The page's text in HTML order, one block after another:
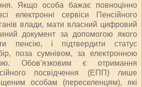
Якщо особа бажає повноцінно
електронні сервіси Пенсійного
влади, мати власний цифровий
документ за допомогою якого
пенсію, і підтвердити статус
поза сумнівом, за електронною
Обов'язковим є отримання
посвідчення (ЕПП) лише
особам (переселенцям), які